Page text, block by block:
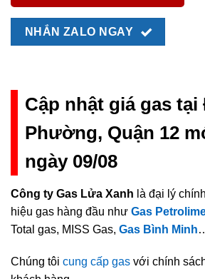
NHẮN ZALO NGAY
Cập nhật giá gas
Phường, Quận 12
ngày 09/08
Công ty Gas Lửa Xanh là đại lý
hiệu gas hàng đầu như Gas
Total gas, MISS Gas, Gas Bình Minh
Chúng tôi cung cấp gas với chính